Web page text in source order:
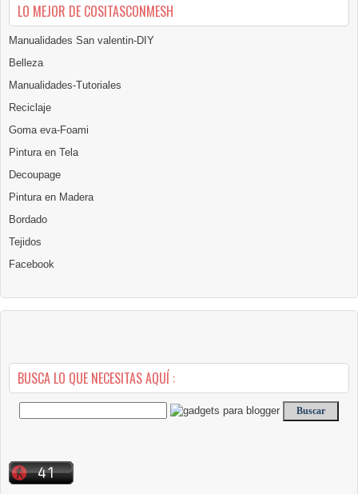
LO MEJOR DE COSITASCONMESH
Manualidades San valentin-DIY
Belleza
Manualidades-Tutoriales
Reciclaje
Goma eva-Foami
Pintura en Tela
Decoupage
Pintura en Madera
Bordado
Tejidos
Facebook
BUSCA LO QUE NECESITAS AQUÍ :